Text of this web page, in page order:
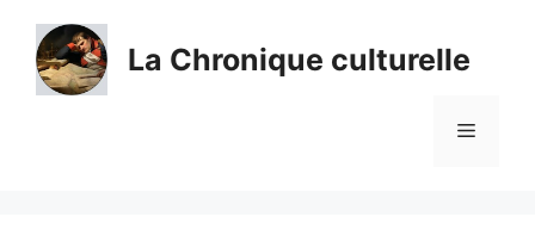
contenu
La Chronique culturelle
Menu